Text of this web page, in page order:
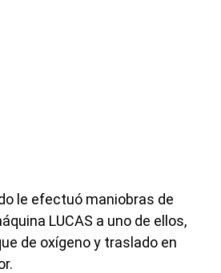
le efectuó maniobras de
LUCAS a uno de ellos,
de oxígeno y traslado en